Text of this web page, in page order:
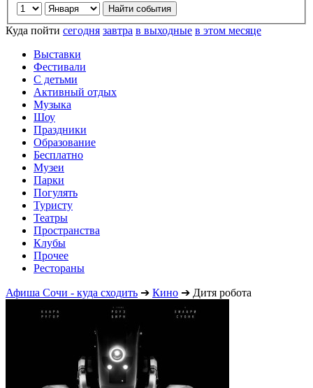
Куда пойти сегодня завтра в выходные в этом месяце
Выставки
Фестивали
С детьми
Активный отдых
Музыка
Шоу
Праздники
Образование
Бесплатно
Музеи
Парки
Погулять
Туристу
Театры
Пространства
Клубы
Прочее
Рестораны
Афиша Сочи - куда сходить ➔ Кино ➔ Дитя робота